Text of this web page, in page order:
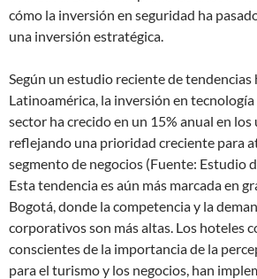
cómo la inversión en seguridad ha
una inversión estratégica.
Según un estudio reciente de tendencias
Latinoamérica, la inversión en tecnología
sector ha crecido en un 15% anual en
reflejando una prioridad creciente para
segmento de negocios (Fuente: Estudio
Esta tendencia es aún más marcada en
Bogotá, donde la competencia y la
corporativos son más altas. Los hoteles
conscientes de la importancia de la
para el turismo y los negocios, han